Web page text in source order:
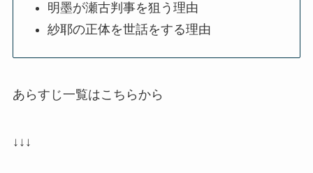
明墨が瀬古判事を狙う理由
紗耶の正体を世話をする理由
あらすじ一覧はこちらから
↓↓↓